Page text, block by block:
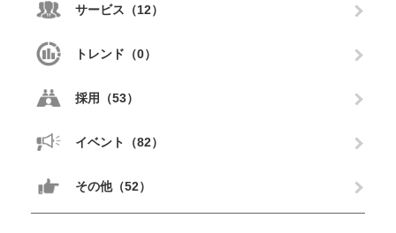
サービス（12）
トレンド（0）
採用（53）
イベント（82）
その他（52）